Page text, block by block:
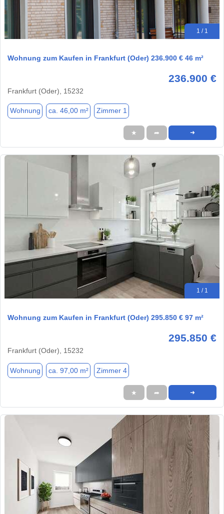
1 / 1
Wohnung zum Kaufen in Frankfurt (Oder) 236.900 € 46 m²
236.900 €
Frankfurt (Oder), 15232
Wohnung ca. 46,00 m² Zimmer 1
★ ➦ ➜
1 / 1
Wohnung zum Kaufen in Frankfurt (Oder) 295.850 € 97 m²
295.850 €
Frankfurt (Oder), 15232
Wohnung ca. 97,00 m² Zimmer 4
★ ➦ ➜